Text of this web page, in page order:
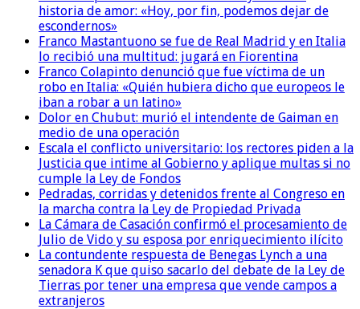
historia de amor: «Hoy, por fin, podemos dejar de
escondernos»
Franco Mastantuono se fue de Real Madrid y en Italia
lo recibió una multitud: jugará en Fiorentina
Franco Colapinto denunció que fue víctima de un
robo en Italia: «Quién hubiera dicho que europeos le
iban a robar a un latino»
Dolor en Chubut: murió el intendente de Gaiman en
medio de una operación
Escala el conflicto universitario: los rectores piden a la
Justicia que intime al Gobierno y aplique multas si no
cumple la Ley de Fondos
Pedradas, corridas y detenidos frente al Congreso en
la marcha contra la Ley de Propiedad Privada
La Cámara de Casación confirmó el procesamiento de
Julio de Vido y su esposa por enriquecimiento ilícito
La contundente respuesta de Benegas Lynch a una
senadora K que quiso sacarlo del debate de la Ley de
Tierras por tener una empresa que vende campos a
extranjeros